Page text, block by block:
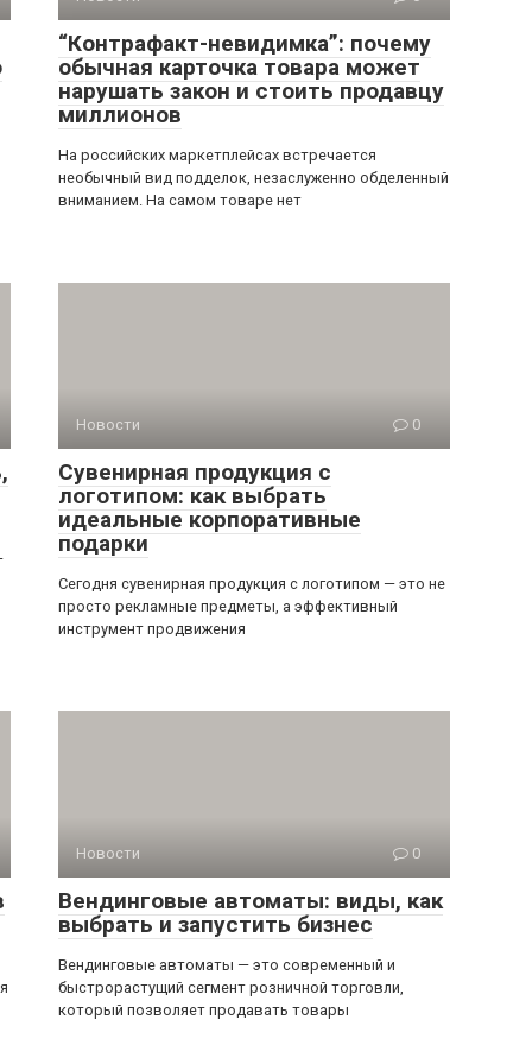
“Контрафакт-невидимка”: почему
обычная карточка товара может
нарушать закон и стоить продавцу
миллионов
На российских маркетплейсах встречается
необычный вид подделок, незаслуженно обделенный
вниманием. На самом товаре нет
Новости 0
Сувенирная продукция с
логотипом: как выбрать
идеальные корпоративные
подарки
Сегодня сувенирная продукция с логотипом — это не
просто рекламные предметы, а эффективный
инструмент продвижения
Новости 0
Вендинговые автоматы: виды, как
выбрать и запустить бизнес
Вендинговые автоматы — это современный и
быстрорастущий сегмент розничной торговли,
который позволяет продавать товары